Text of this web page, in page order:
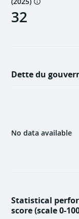
32
Dette du
No data available
Statistical
score (scale 0-